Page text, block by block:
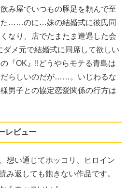
み屋でいつもの豚足を頼んで至
た……のに…妹の結婚式に彼氏同
なり、店でたまたま遭遇した会
ダメ元で結婚式に同席して欲しい
『OK』!!どうやらモテる青島は
らしいのだが……。いじわるな
男子との協定恋愛関係の行方は
レビュー
想い通じてホッコリ、ヒロイン
み返しても飽きない作品です。